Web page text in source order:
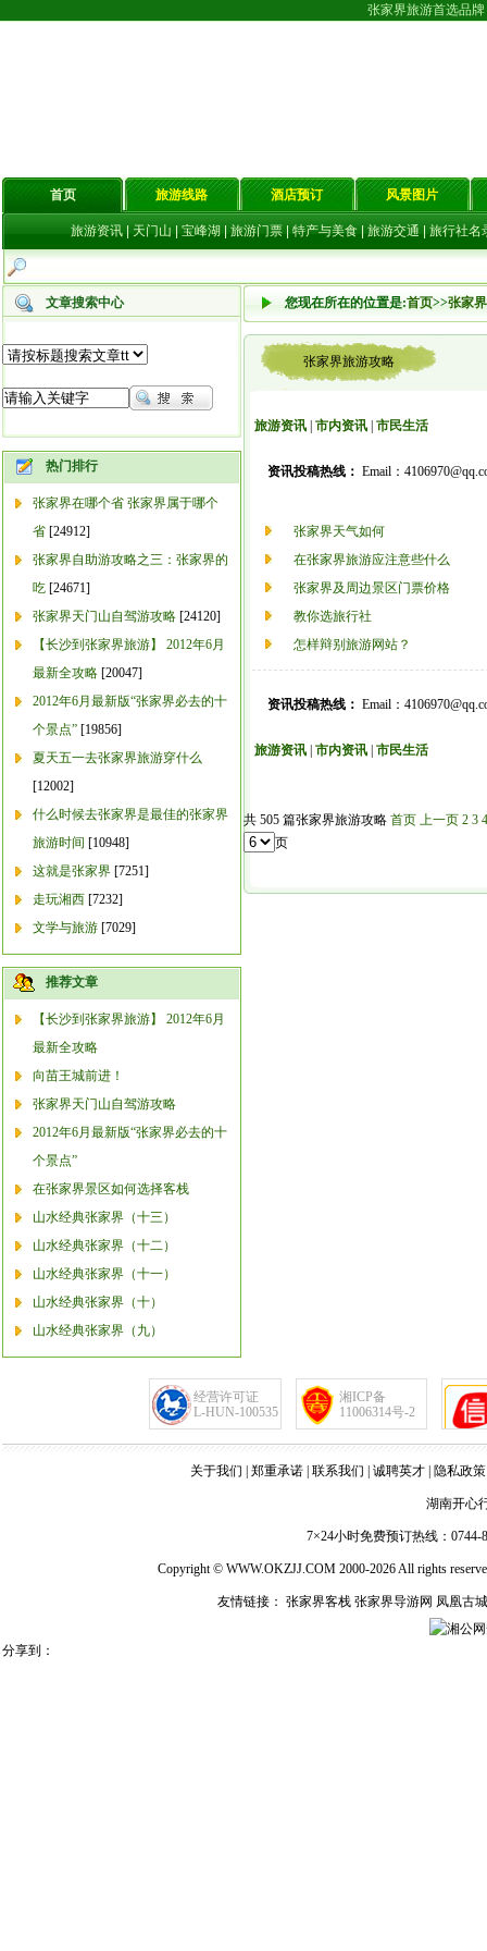
张家界旅游首选品牌
首页 旅游线路 酒店预订 风景图片
旅游资讯 | 天门山 | 宝峰湖 | 旅游门票 | 特产与美食 | 旅游交通 | 旅行社名
文章搜索中心
热门排行
张家界在哪个省 张家界属于哪个
省 [24912]
张家界自助游攻略之三：张家界的
吃 [24671]
张家界天门山自驾游攻略 [24120]
【长沙到张家界旅游】 2012年6月
最新全攻略 [20047]
2012年6月最新版“张家界必去的十
个景点” [19856]
夏天五一去张家界旅游穿什么
[12002]
什么时候去张家界是最佳的张家界
旅游时间 [10948]
这就是张家界 [7251]
走玩湘西 [7232]
文学与旅游 [7029]
推荐文章
【长沙到张家界旅游】 2012年6月
最新全攻略
向苗王城前进！
张家界天门山自驾游攻略
2012年6月最新版“张家界必去的十
个景点”
在张家界景区如何选择客栈
山水经典张家界（十三）
山水经典张家界（十二）
山水经典张家界（十一）
山水经典张家界（十）
山水经典张家界（九）
您现在所在的位置是:首页>>张家
张家界旅游攻略
旅游资讯 市内资讯 市民生活
资讯投稿热线： Email：
张家界天气如何
在张家界旅游应注意些什么
张家界及周边景区门票价格
教你选旅行社
怎样辩别旅游网站？
资讯投稿热线： Email：
旅游资讯 市内资讯 市民生活
共 505 篇张家界旅游攻略 首页 上一页 2 3 4
页
经营许可证
L-HUN-100535
湘ICP备
11006314号-2
关于我们 郑重承诺 联系我们 诚聘英才 隐私政策
湖南开心
7×24小时免费预订热线： 0744-
Copyright © WWW.OKZJJ.COM 2000-2026 All rights
友情链接： 张家界客栈 张家界导游网 凤凰古
湘公网
分享到：